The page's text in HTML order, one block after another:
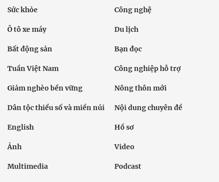
Sức khỏe Công nghệ
Ô tô xe máy Du lịch
Bất động sản Bạn đọc
Tuần Việt Nam Công nghiệp hỗ trợ
Giảm nghèo bền vững Nông thôn mới
Dân tộc thiểu số và miền núi Nội dung chuyên đề
English Hồ sơ
Ảnh Video
Multimedia Podcast